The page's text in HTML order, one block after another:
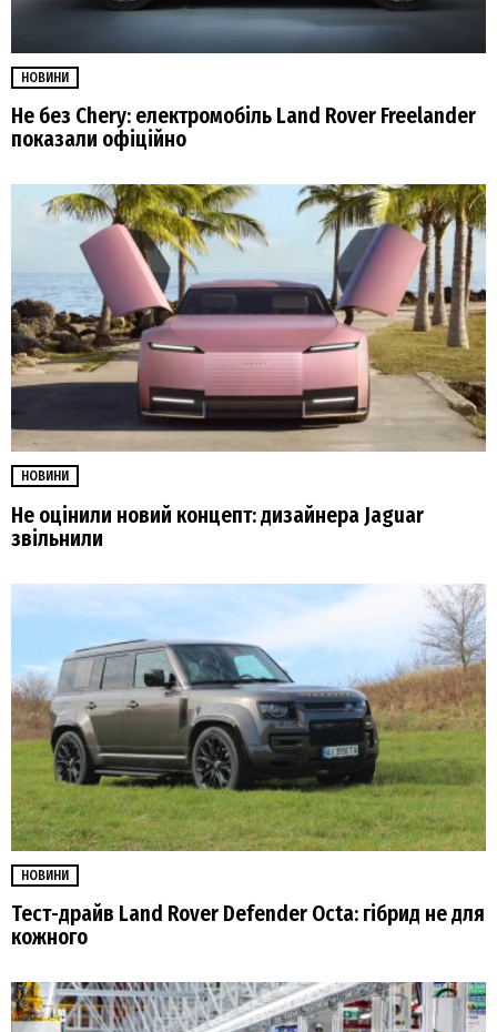
НОВИНИ
Не без Chery: електромобіль Land Rover Freelander
показали офіційно
НОВИНИ
Не оцінили новий концепт: дизайнера Jaguar
звільнили
НОВИНИ
Тест-драйв Land Rover Defender Octa: гібрид не для
кожного